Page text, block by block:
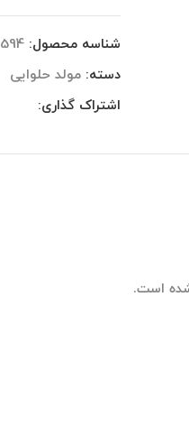
شناسه محصول:594
دسته: مولد حلوایی
اشتراک گذاری:
است.